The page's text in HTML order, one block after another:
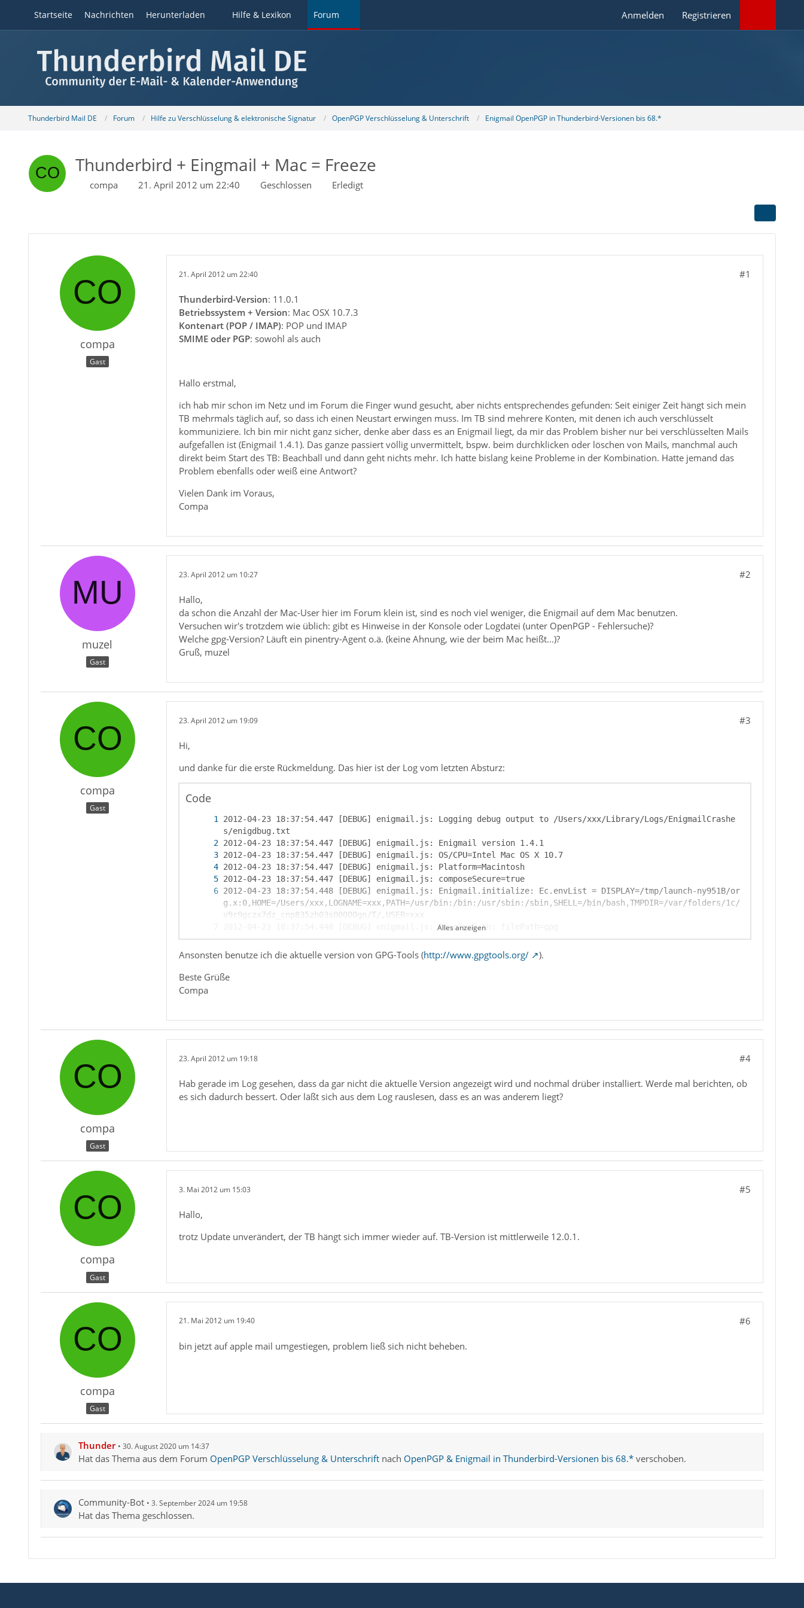
Startseite Nachrichten Herunterladen Hilfe & Lexikon Forum Anmelden Registrieren
Thunderbird Mail DE Forum Hilfe zu Verschlüsselung & elektronische Signatur OpenPGP Verschlüsselung & Unterschrift Enigmail OpenPGP in Thunderbird-Versionen bis 68.*
Thunderbird + Eingmail + Mac = Freeze
compa 21. April 2012 um 22:40 Geschlossen Erledigt
compa
Gast
21. April 2012 um 22:40 #1
Thunderbird-Version: 11.0.1
Betriebssystem + Version: Mac OSX 10.7.3
Kontenart (POP / IMAP): POP und IMAP
SMIME oder PGP: sowohl als auch
Hallo erstmal,
ich hab mir schon im Netz und im Forum die Finger wund gesucht, aber nichts entsprechendes gefunden: Seit einiger Zeit hängt sich mein
TB mehrmals täglich auf, so dass ich einen Neustart erwingen muss. Im TB sind mehrere Konten, mit denen ich auch verschlüsselt
kommuniziere. Ich bin mir nicht ganz sicher, denke aber dass es an Enigmail liegt, da mir das Problem bisher nur bei verschlüsselten Mails
aufgefallen ist (Enigmail 1.4.1). Das ganze passiert völlig unvermittelt, bspw. beim durchklicken oder löschen von Mails, manchmal auch
direkt beim Start des TB: Beachball und dann geht nichts mehr. Ich hatte bislang keine Probleme in der Kombination. Hatte jemand das
Problem ebenfalls oder weiß eine Antwort?
Vielen Dank im Voraus,
Compa
muzel
Gast
23. April 2012 um 10:27 #2
Hallo,
da schon die Anzahl der Mac-User hier im Forum klein ist, sind es noch viel weniger, die Enigmail auf dem Mac benutzen.
Versuchen wir's trotzdem wie üblich: gibt es Hinweise in der Konsole oder Logdatei (unter OpenPGP - Fehlersuche)?
Welche gpg-Version? Läuft ein pinentry-Agent o.ä. (keine Ahnung, wie der beim Mac heißt...)?
Gruß, muzel
compa
Gast
23. April 2012 um 19:09 #3
Hi,
und danke für die erste Rückmeldung. Das hier ist der Log vom letzten Absturz:
Code
2012-04-23 18:37:54.447 [DEBUG] enigmail.js: Logging debug output to /Users/xxx/Library/Logs/EnigmailCrashe
2012-04-23 18:37:54.447 [DEBUG] enigmail.js: OS/CPU=Intel Mac OS X 10.7
2012-04-23 18:37:54.447 [DEBUG] enigmail.js: Platform=Macintosh
2012-04-23 18:37:54.447 [DEBUG] enigmail.js: composeSecure=true
2012-04-23 18:37:54.448 [DEBUG] enigmail.js: Enigmail.initialize: Ec.envList = DISPLAY=/tmp/launch-ny951B/or
g.x:0,HOME=/Users/xxx,LOGNAME=xxx,PATH=/usr/bin:/bin:/usr/sbin:/sbin,SHELL=/bin/bash,TMPDIR=/var/folders/1c/
2012-04-23 18:37:54.448 [DEBUG] enigmail.js: ResolvePath: filePath=gpg
gpg'
Hash: MD5, SHA1, RIPEMD160, SHA256, SHA384, SHA512, SHA224
2012-04-23 18:37:54.854 [DEBUG] enigmail.js: detectGpgAgent: GPG_AGENT_INFO='/Users/xxx/.gnupg/S.gpg-agent:2
2012-04-23 18:37:54.855 [DEBUG] enigmailCommon.jsm: installed version: 1.4.1
2012-04-23 18:37:54.856 [DEBUG] enigmailMessengerOverlay.js: messageParse: false
2012-04-23 18:37:54.856 [DEBUG] enigmailMessengerOverlay.js: msgFrame=[object Window]
2012-04-23 18:38:06.500 [DEBUG] enigmailMessengerOverlay.js: messageFrameUnload
Alles anzeigen
Ansonsten benutze ich die aktuelle version von GPG-Tools (http://www.gpgtools.org/
).
Beste Grüße
Compa
compa
Gast
23. April 2012 um 19:18 #4
Hab gerade im Log gesehen, dass da gar nicht die aktuelle Version angezeigt wird und nochmal drüber installiert. Werde mal berichten, ob
es sich dadurch bessert. Oder läßt sich aus dem Log rauslesen, dass es an was anderem liegt?
compa
Gast
3. Mai 2012 um 15:03 #5
Hallo,
trotz Update unverändert, der TB hängt sich immer wieder auf. TB-Version ist mittlerweile 12.0.1.
compa
Gast
21. Mai 2012 um 19:40 #6
bin jetzt auf apple mail umgestiegen, problem ließ sich nicht beheben.
Thunder 30. August 2020 um 14:37
Hat das Thema aus dem Forum OpenPGP Verschlüsselung & Unterschriftnach OpenPGP & Enigmail in Thunderbird-Versionen bis 68.*verschoben.
Community-Bot 3. September 2024 um 19:58
Hat das Thema geschlossen.